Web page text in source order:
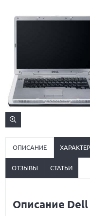
ОПИСАНИЕ
ОТЗЫВЫ СТАТЬИ
Описание